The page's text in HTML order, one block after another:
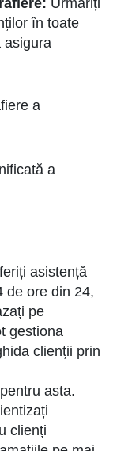
Urmăriți
în toate
asigura
a
a
asistență
de ore din 24,
pe
gestiona
clienții prin
asta.
clienți